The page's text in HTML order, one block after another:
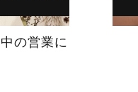
の営業に